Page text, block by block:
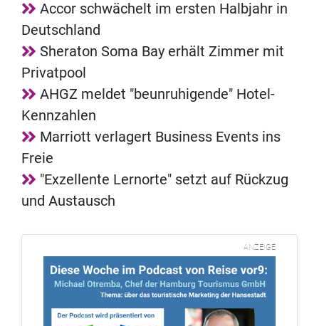
Accor schwächelt im ersten Halbjahr in
Deutschland
Sheraton Soma Bay erhält Zimmer mit
Privatpool
AHGZ meldet "beunruhigende" Hotel-
Kennzahlen
Marriott verlagert Business Events ins
Freie
"Exzellente Lernorte" setzt auf Rückzug
und Austausch
ANZEIGE